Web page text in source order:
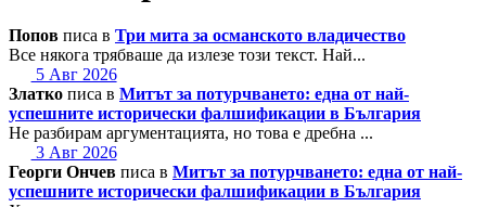
Попов писа в Три мита за османското владичество
Все някога трябваше да излезе този текст. Най...
5 Авг 2026
Златко писа в Митът за потурчването: една от най-
успешните исторически фалшификации в България
Не разбирам аргументацията, но това е дребна ...
3 Авг 2026
Георги Ончев писа в Митът за потурчването: една от най-
успешните исторически фалшификации в България